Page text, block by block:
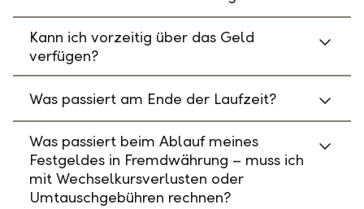
Kann ich vorzeitig über das Geld
verfügen?
Was passiert am Ende der Laufzeit?
Was passiert beim Ablauf meines
Festgeldes in Fremdwährung – muss ich
mit Wechselkursverlusten oder
Umtauschgebühren rechnen?